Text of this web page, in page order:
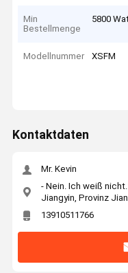
Min
Bestellmenge
5800
Modellnummer XSFM
Kontaktdaten
Mr. Kevin
- Nein. Ich weiß
Jiangyin, Provinz
13910511766